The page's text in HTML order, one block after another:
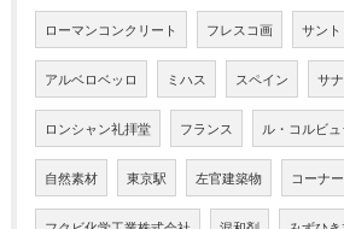
ローマンコンクリート フレスコ画 サン
アルベロベッロ ミハス スペイン サ
ロンシャン礼拝堂 フランス ル・コルビ
自然素材 東京駅 左官建築物 コーナ